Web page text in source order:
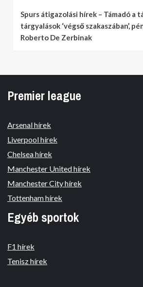
Spurs átigazolási hírek – Támadó a
tárgyalások ‘végső szakaszában’,
Roberto De Zerbinak
Premier league
Arsenal hírek
Liverpool hírek
Chelsea hírek
Manchester United hírek
Manchester City hírek
Tottenham hírek
Egyéb sportok
F1 hírek
Tenisz hírek